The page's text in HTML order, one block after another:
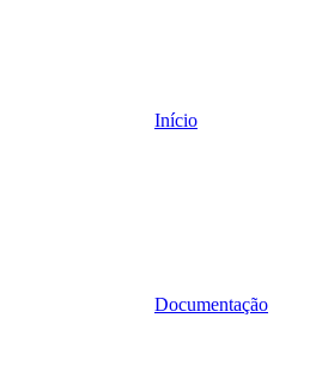
Início
Documentação